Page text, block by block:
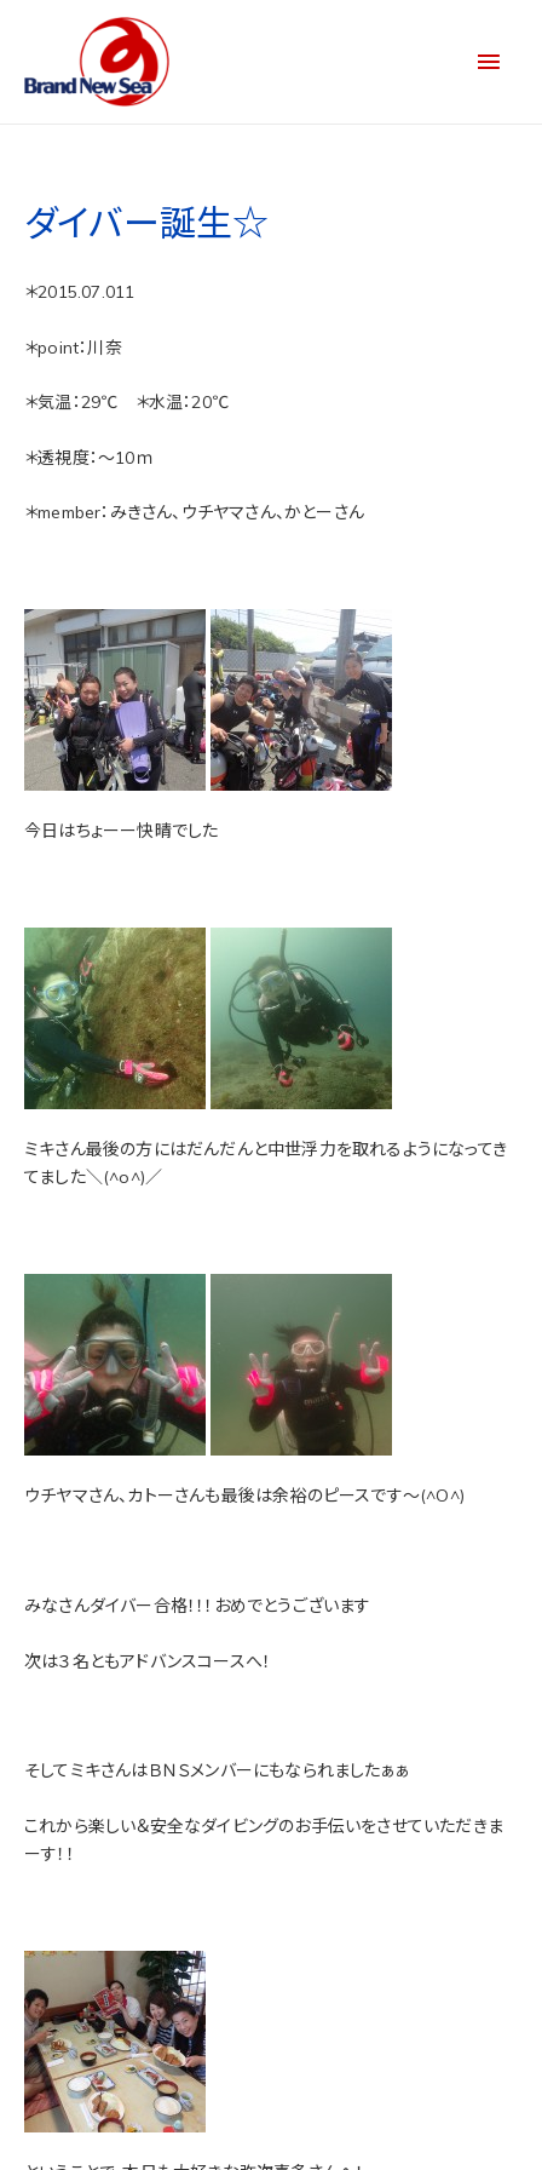
ダイバー誕生☆
＊2015.07.011
＊point：川奈
＊気温：29℃ ＊水温：20℃
＊透視度：～10ｍ
＊member：みきさん、ウチヤマさん、かとーさん
今日はちょーー快晴でした
ミキさん最後の方にはだんだんと中世浮力を取れるようになってき
てました＼(^o^)／
ウチヤマさん、カトーさんも最後は余裕のピースです～(^O^)
みなさんダイバー合格！！！おめでとうございます
次は３名ともアドバンスコースへ！
そしてミキさんはＢＮＳメンバーにもなられましたぁぁ
これから楽しい＆安全なダイビングのお手伝いをさせていただきま
ーす！！